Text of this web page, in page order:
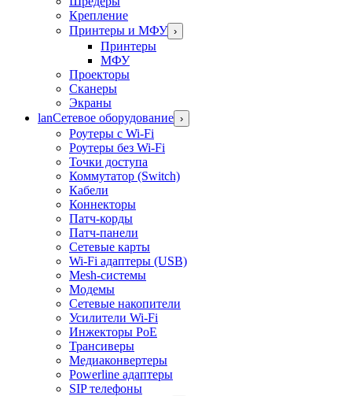
Крепление
Принтеры и МФУ ›
Принтеры
МФУ
Проекторы
Сканеры
Экраны
lanСетевое оборудование ›
Роутеры с Wi-Fi
Роутеры без Wi-Fi
Точки доступа
Коммутатор (Switch)
Кабели
Коннекторы
Патч-корды
Патч-панели
Сетевые карты
Wi-Fi адаптеры (USB)
Mesh-системы
Модемы
Сетевые накопители
Усилители Wi-Fi
Инжекторы PoE
Трансиверы
Медиаконвертеры
Powerline адаптеры
SIP телефоны